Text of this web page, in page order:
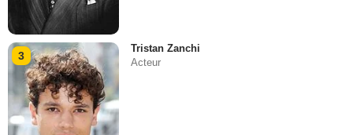
3
Tristan Zanchi
Acteur